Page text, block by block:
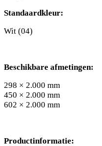
Standaardkleur:
Wit (04)
Beschikbare afmetingen:
298 × 2.000 mm
450 × 2.000 mm
602 × 2.000 mm
Productinformatie: